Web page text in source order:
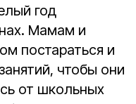
год
Мамам и
постараться и
чтобы они
от школьных